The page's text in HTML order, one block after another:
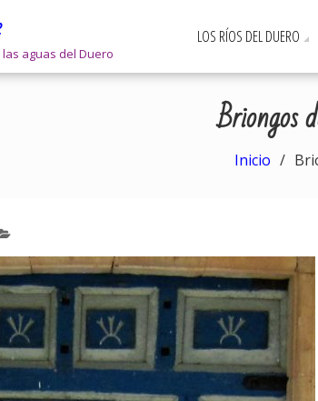
aguas del Duero
LOS RÍOS DEL DUERO
Briongos
Inicio